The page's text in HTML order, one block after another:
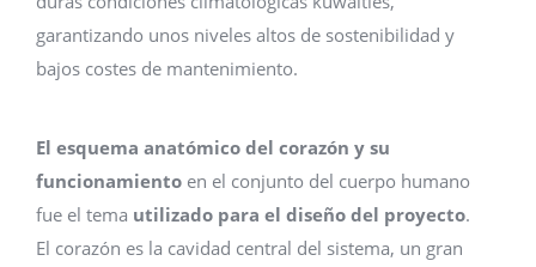
garantizando unos niveles altos de sostenibilidad y
bajos costes de mantenimiento.
El esquema anatómico del corazón y su
funcionamiento en el conjunto del cuerpo humano
fue el tema utilizado para el diseño del proyecto.
El corazón es la cavidad central del sistema, un gran